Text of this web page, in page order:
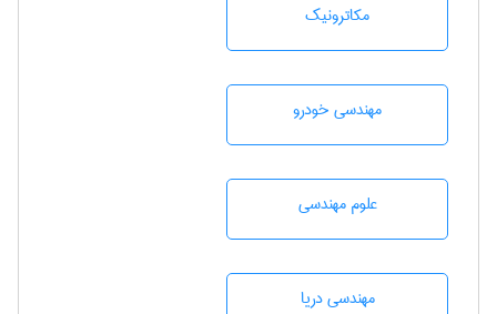
مکاترونیک
مهندسی خودرو
علوم مهندسی
مهندسی دریا